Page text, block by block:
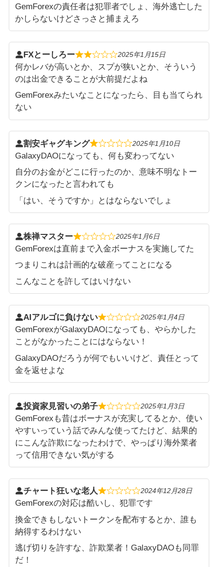
GemForexの責任者は犯罪者でしょ、海外逃亡した
かしらないけどさっさと捕まえろ
2025年1月15日
何かレバが高いとか、スプが狭いとか、そういう
のは出金できることが大前提だよね
GemForexみたいなことになったら、目も当てられ
ない
FXとーしろー
2025年1月10日
GalaxyDAOになっても、何も変わってない
自分のお金がどこに行ったのか、意味不明なトー
クンになったと言われても
「はい、そうですか」とはならないでしょ
割安ギャグキング
2025年1月6日
GemForexは直前まで入金ボーナスを実施してた
つまりこれは計画的な破産ってことになる
こんなことを許してはいけない
株禅マスター
2025年1月4日
GemForexがGalaxyDAOになっても、やらかした
ことがなかったことにはならない！
GalaxyDAOだろうが何でもいいけど、責任とって
金を返せよな
AIアルゴに負けない
2025年1月3日
GemForexも昔はボーナスが充実してるとか、使い
やすいっていう話でみんな使ってたけど、結果的
にこんな詐欺になったわけで、やっぱり海外業者
って信用できない気がする
投資家見習いの弟子
2024年12月28日
GemForexの対応は酷いし、犯罪です
換金できもしないトークンを配布するとか、誰も
納得するわけない
逃げ切りを許すな、詐欺業者！GalaxyDAOも同罪
だ！
チャート狂いな老人